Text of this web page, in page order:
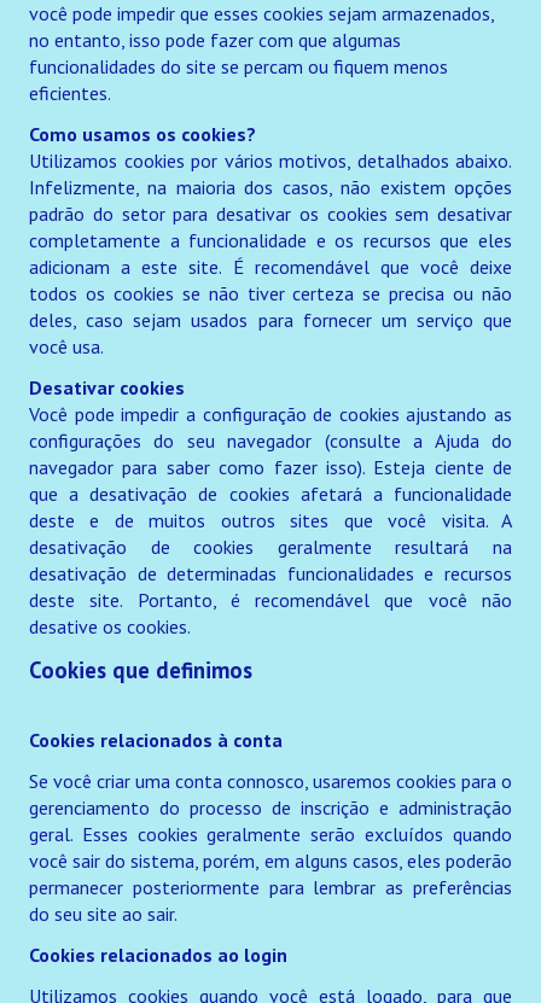
você pode impedir que esses cookies sejam armazenados,
no entanto, isso pode fazer com que algumas
funcionalidades do site se percam ou fiquem menos
eficientes.
Como usamos os cookies?
Utilizamos cookies por vários motivos, detalhados abaixo.
Infelizmente, na maioria dos casos, não existem opções
padrão do setor para desativar os cookies sem desativar
completamente a funcionalidade e os recursos que eles
adicionam a este site. É recomendável que você deixe
todos os cookies se não tiver certeza se precisa ou não
deles, caso sejam usados para fornecer um serviço que
você usa.
Desativar cookies
Você pode impedir a configuração de cookies ajustando as
configurações do seu navegador (consulte a Ajuda do
navegador para saber como fazer isso). Esteja ciente de
que a desativação de cookies afetará a funcionalidade
deste e de muitos outros sites que você visita. A
desativação de cookies geralmente resultará na
desativação de determinadas funcionalidades e recursos
deste site. Portanto, é recomendável que você não
desative os cookies.
Cookies que definimos
Cookies relacionados à conta
Se você criar uma conta connosco, usaremos cookies para o
gerenciamento do processo de inscrição e administração
geral. Esses cookies geralmente serão excluídos quando
você sair do sistema, porém, em alguns casos, eles poderão
permanecer posteriormente para lembrar as preferências
do seu site ao sair.
Cookies relacionados ao login
Utilizamos cookies quando você está logado, para que